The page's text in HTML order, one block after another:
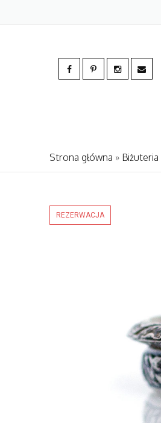
Strona główna » Biżuteria
REZERWACJA